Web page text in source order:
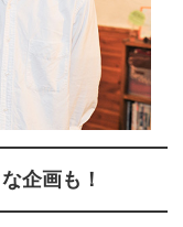
企画も！